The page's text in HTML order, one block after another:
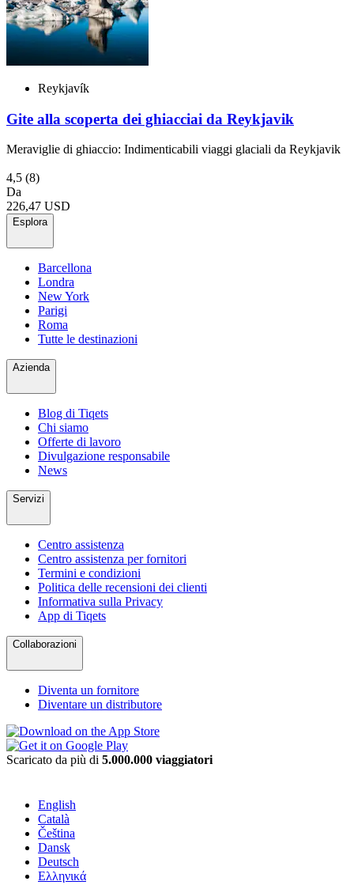
Reykjavík
Gite alla scoperta dei ghiacciai da Reykjavik
Meraviglie di ghiaccio: Indimenticabili viaggi glaciali da Reykjavik
4,5 (8)
Da
226,47 USD
Esplora
Barcellona
Londra
New York
Parigi
Roma
Tutte le destinazioni
Azienda
Blog di Tiqets
Chi siamo
Offerte di lavoro
Divulgazione responsabile
News
Servizi
Centro assistenza
Centro assistenza per fornitori
Termini e condizioni
Politica delle recensioni dei clienti
Informativa sulla Privacy
App di Tiqets
Collaborazioni
Diventa un fornitore
Diventare un distributore
Scaricato da più di 5.000.000 viaggiatori
English
Català
Čeština
Dansk
Deutsch
Ελληνικά